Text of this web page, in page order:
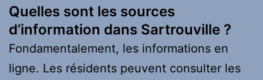
Quelles sont les sources
d’information dans Sartrouville ?
Fondamentalement, les informations en
ligne. Les résidents peuvent consulter les